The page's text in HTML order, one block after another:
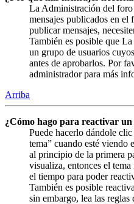
La Administración del
mensajes publicados en el
publicar mensajes,
También es posible que
un grupo de usuarios
antes de aprobarlos. Por
administrador para más
Arriba
¿Cómo hago para reactivar un
Puede hacerlo dándole
tema” cuando esté viendo
al principio de la primera
visualiza, entonces el
el tiempo para poder
También es posible
sin embargo, lea las